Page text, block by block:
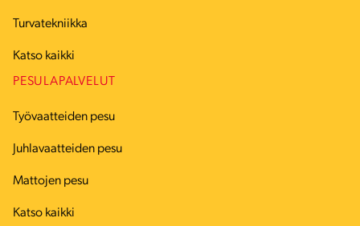
Turvatekniikka
Katso kaikki
PESULAPALVELUT
Työvaatteiden pesu
Juhlavaatteiden pesu
Mattojen pesu
Katso kaikki